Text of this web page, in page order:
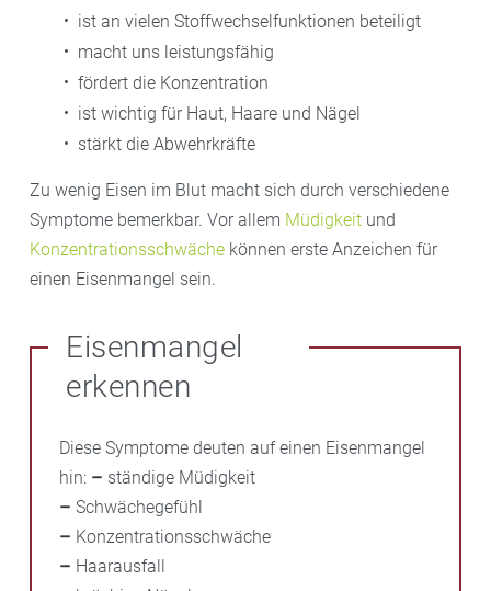
ist an vielen Stoffwechselfunktionen beteiligt
macht uns leistungsfähig
fördert die Konzentration
ist wichtig für Haut, Haare und Nägel
stärkt die Abwehrkräfte
Zu wenig Eisen im Blut macht sich durch verschiedene
Symptome bemerkbar. Vor allem Müdigkeit und
Konzentrationsschwäche können erste Anzeichen für
einen Eisenmangel sein.
Eisenmangel
erkennen
Diese Symptome deuten auf einen Eisenmangel
hin: – ständige Müdigkeit
– Schwächegefühl
– Konzentrationsschwäche
– Haarausfall